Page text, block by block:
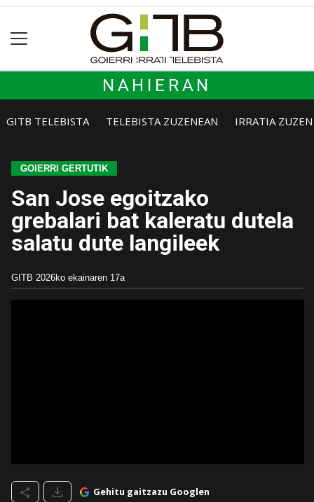
NAHIERAN
GITB TELEBISTA TELEBISTA ZUZENEAN IRRATIA
GOIERRI GERTUTIK
San Jose egoitzako
grebalari bat kaleratu dutela
salatu dute langileek
GITB 2026ko ekainaren 17a
Gehitu gaitzazu Googlen